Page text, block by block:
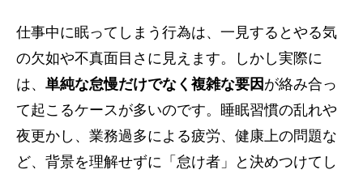
仕事中に眠ってしまう行為は、一見するとやる気
の欠如や不真面目さに見えます。しかし実際に
は、 単純な怠慢だけでなく複雑な要因 が絡み合っ
て起こるケースが多いのです。睡眠習慣の乱れや
夜更かし、業務過多による疲労、健康上の問題な
ど、背景を理解せずに「怠け者」と決めつけてし